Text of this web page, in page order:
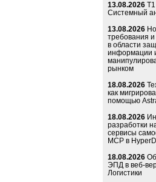
13.08.2026
Системный
13.08.2026
требования и
в области
информации
рынком
18.08.2026
как
помощью
18.08.2026
разработки
сервисы
MCP в
18.08.2026
ЭПД в веб-
Логистики